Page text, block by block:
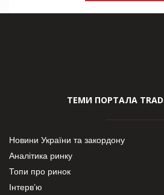
ТЕМИ ПОРТАЛА
Новини України та закордону
Аналітика ринку
Топи про ринок
Інтерв’ю